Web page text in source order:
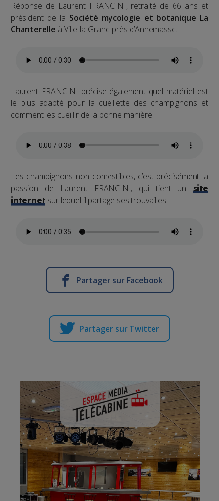
Réponse de Laurent FRANCINI, retraité de 66 ans et
président de la Société mycologie et botanique La
Chanterelle à Ville-la-Grand près d’Annemasse.
Laurent FRANCINI précise également quel matériel est
le plus adapté pour la cueillette des champignons et
comment les cueillir de la bonne manière.
Les champignons non comestibles, c’est précisément la
passion de Laurent FRANCINI, qui tient un
site
internet sur lequel il partage ses trouvailles.
Partager sur Facebook
Partager sur Twitter